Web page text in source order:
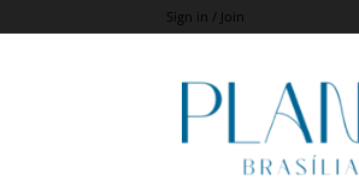
Sign in / Join
Revista
Plano